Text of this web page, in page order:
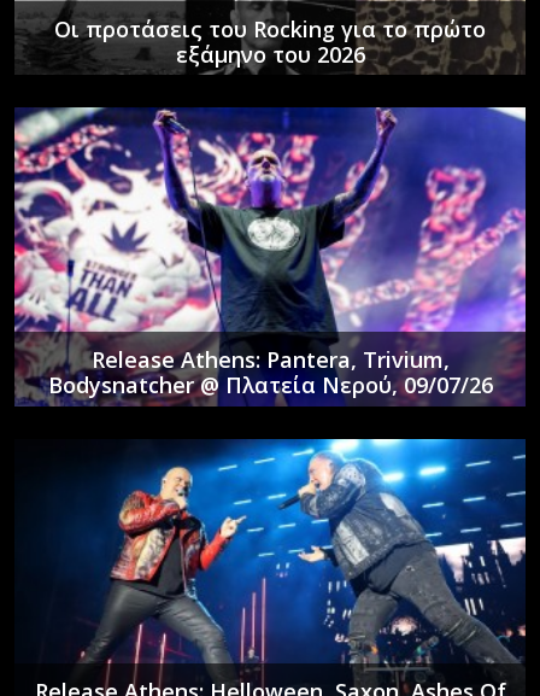
Οι προτάσεις του Rocking για το πρώτο
εξάμηνο του 2026
Release Athens: Pantera, Trivium,
Bodysnatcher @ Πλατεία Νερού, 09/07/26